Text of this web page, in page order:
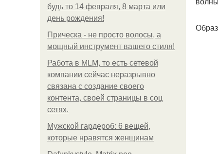
будь то 14 февраля, 8 марта или
день рождения!
Прическа - не просто волосы, а
мощный инструмент вашего стиля!
Работа в MLM, то есть сетевой
компании сейчас неразрывно
связана с создание своего
контента, своей страницы в соц
сетях.
Мужской гардероб: 6 вещей,
которые нравятся женщинам